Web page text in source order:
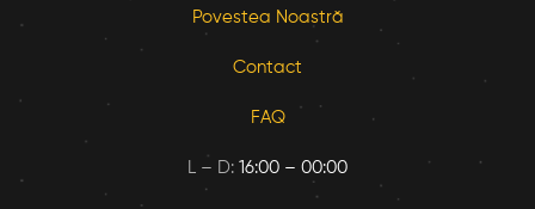
Povestea Noastră
Contact
FAQ
L – D: 16:00 – 00:00